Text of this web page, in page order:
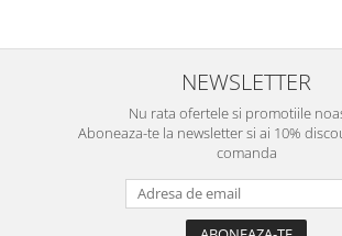
NEWSLETTER
Nu rata ofertele si promotiile
Aboneaza-te la newsletter si ai 10%
comanda